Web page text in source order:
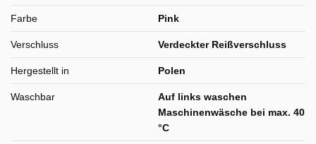
Farbe Pink
Verschluss Verdeckter Reißverschluss
Hergestellt in Polen
Waschbar
Auf links waschen
Maschinenwäsche bei max. 40
°C